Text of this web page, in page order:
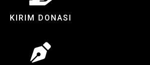
KIRIM DONASI